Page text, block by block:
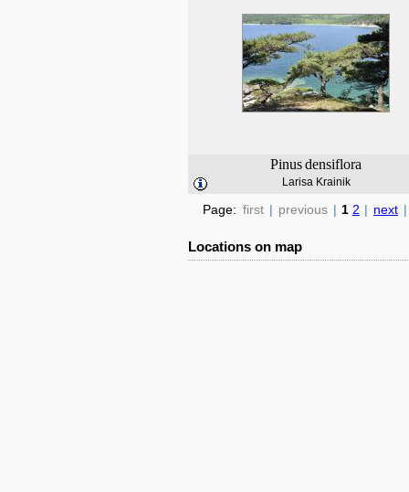
Pinusdensiflora
Larisa Krainik
Page: first | previous | 1 2 | next |
Locations on map